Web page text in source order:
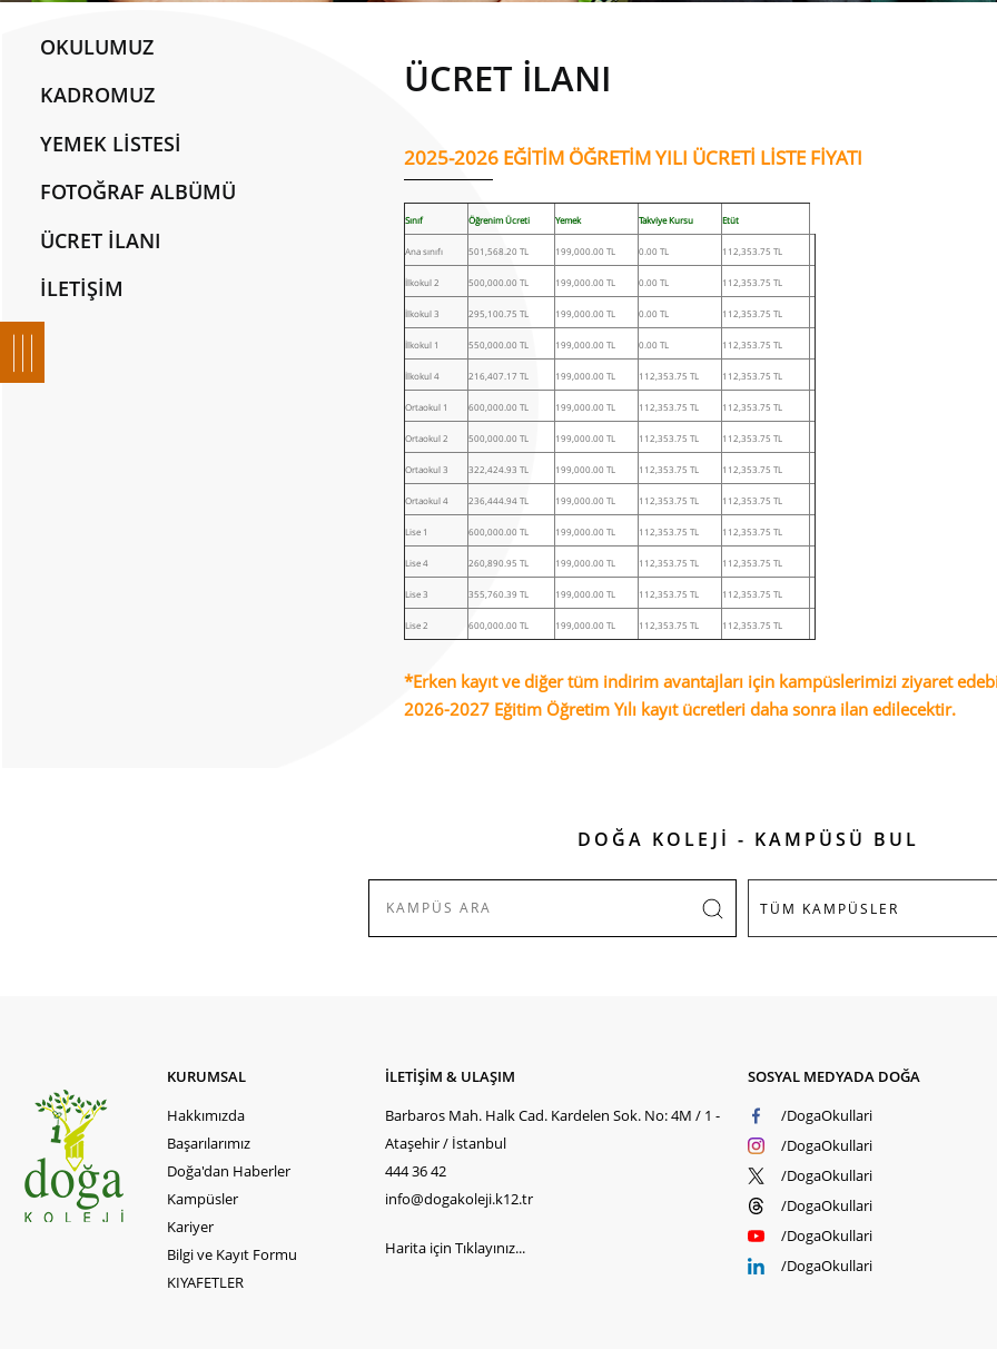
OKULUMUZ
KADROMUZ
YEMEK LİSTESİ
FOTOĞRAF ALBÜMÜ
ÜCRET İLANI
İLETİŞİM
ÜCRET İLANI
2025-2026 EĞİTİM ÖĞRETİM YILI ÜCRETİ LİSTE FİYATI
Sınıf Öğrenim Ücreti Yemek Takviye Kursu Etüt
Ana sınıfı 501,568.20 TL 199,000.00 TL 0.00 TL 112,353.75 TL
İlkokul 2 500,000.00 TL 199,000.00 TL 0.00 TL 112,353.75 TL
İlkokul 3 295,100.75 TL 199,000.00 TL 0.00 TL 112,353.75 TL
İlkokul 1 550,000.00 TL 199,000.00 TL 0.00 TL 112,353.75 TL
İlkokul 4 216,407.17 TL 199,000.00 TL 112,353.75 TL 112,353.75 TL
Ortaokul 1 600,000.00 TL 199,000.00 TL 112,353.75 TL 112,353.75 TL
Ortaokul 2 500,000.00 TL 199,000.00 TL 112,353.75 TL 112,353.75 TL
Ortaokul 3 322,424.93 TL 199,000.00 TL 112,353.75 TL 112,353.75 TL
Ortaokul 4 236,444.94 TL 199,000.00 TL 112,353.75 TL 112,353.75 TL
Lise 1 600,000.00 TL 199,000.00 TL 112,353.75 TL 112,353.75 TL
Lise 4 260,890.95 TL 199,000.00 TL 112,353.75 TL 112,353.75 TL
Lise 3 355,760.39 TL 199,000.00 TL 112,353.75 TL 112,353.75 TL
Lise 2 600,000.00 TL 199,000.00 TL 112,353.75 TL 112,353.75 TL
*Erken kayıt ve diğer tüm indirim avantajları için kampüslerimizi ziyaret
2026-2027 Eğitim Öğretim Yılı kayıt ücretleri daha sonra ilan edilecektir.
DOĞA KOLEJİ - KAMPÜSÜ BUL
KURUMSAL
Hakkımızda
Başarılarımız
Doğa'dan Haberler
Kampüsler
Kariyer
Bilgi ve Kayıt Formu
KIYAFETLER
İLETİŞİM & ULAŞIM
Barbaros Mah. Halk Cad. Kardelen Sok. No: 4M / 1 -
Ataşehir / İstanbul
444 36 42
info@dogakoleji.k12.tr
Harita için Tıklayınız...
SOSYAL MEDYADA DOĞA
/DogaOkullari
/DogaOkullari
/DogaOkullari
/DogaOkullari
/DogaOkullari
/DogaOkullari